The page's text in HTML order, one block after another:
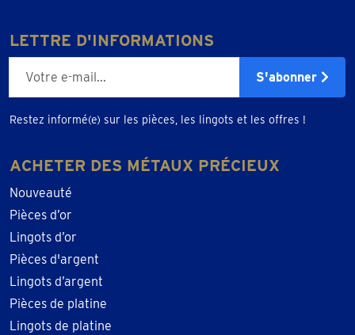
LETTRE D'INFORMATIONS
S'abonner
Restez informé(e) sur les pièces, les lingots et les offres !
ACHETER DES MÉTAUX PRÉCIEUX
Nouveauté
Pièces d’or
Lingots d’or
Pièces d'argent
Lingots d’argent
Pièces de platine
Lingots de platine